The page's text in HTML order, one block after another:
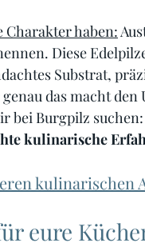
Charakter haben:
Diese
Substrat,
das macht den
bei Burgpilz suchen:
kulinarische
kulinarischen
eure